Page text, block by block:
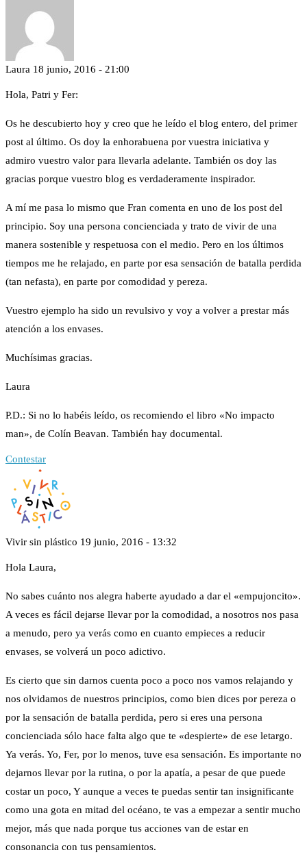
Laura 18 junio, 2016 - 21:00
Hola, Patri y Fer:
Os he descubierto hoy y creo que he leído el blog entero, del primer
post al último. Os doy la enhorabuena por vuestra iniciativa y
admiro vuestro valor para llevarla adelante. También os doy las
gracias porque vuestro blog es verdaderamente inspirador.
A mí me pasa lo mismo que Fran comenta en uno de los post del
principio. Soy una persona concienciada y trato de vivir de una
manera sostenible y respetuosa con el medio. Pero en los últimos
tiempos me he relajado, en parte por esa sensación de batalla perdida
(tan nefasta), en parte por comodidad y pereza.
Vuestro ejemplo ha sido un revulsivo y voy a volver a prestar más
atención a los envases.
Muchísimas gracias.
Laura
P.D.: Si no lo habéis leído, os recomiendo el libro «No impacto
man», de Colín Beavan. También hay documental.
Contestar
Vivir sin plástico 19 junio, 2016 - 13:32
Hola Laura,
No sabes cuánto nos alegra haberte ayudado a dar el «empujoncito».
A veces es fácil dejarse llevar por la comodidad, a nosotros nos pasa
a menudo, pero ya verás como en cuanto empieces a reducir
envases, se volverá un poco adictivo.
Es cierto que sin darnos cuenta poco a poco nos vamos relajando y
nos olvidamos de nuestros principios, como bien dices por pereza o
por la sensación de batalla perdida, pero si eres una persona
concienciada sólo hace falta algo que te «despierte» de ese letargo.
Ya verás. Yo, Fer, por lo menos, tuve esa sensación. Es importante no
dejarnos llevar por la rutina, o por la apatía, a pesar de que puede
costar un poco, Y aunque a veces te puedas sentir tan insignificante
como una gota en mitad del océano, te vas a empezar a sentir mucho
mejor, más que nada porque tus acciones van de estar en
consonancia con tus pensamientos.